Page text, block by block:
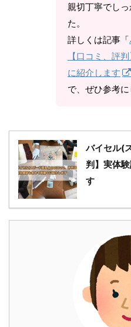
親切丁寧でし
た。
詳しくは記事「
【口コミ、評
に紹介します
で、ぜひ参考
バイセル(
判】実体
す